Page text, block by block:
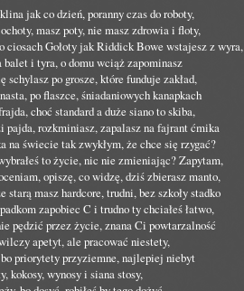
jak co dzień, poranny czas do roboty,
masz poty, nie masz zdrowia i floty,
ciosach Gołoty jak Riddick Bowe wstajesz z wyra,
balet i tyra, o domu wciąż zapominasz
schylasz po grosze, które funduje zakład,
po flaszce, śniadaniowych kanapkach
choć standard a duże siano to skiba,
pajda, rozkminiasz, zapalasz na fajrant ćmika
na świecie tak zwykłym, że chce się rzygać?
to życie, nic nie zmieniając? Zapytam,
opiszę, co widzę, dziś zbierasz manto,
starą masz hardcore, trudni, bez szkoły stadko
zapobiec C i trudno ty chciałeś łatwo,
pędzić przez życie, znana Ci powtarzalność
apetyt, ale pracować niestety,
priorytety przyziemne, najlepiej niebyt
kokosy, wynosy i siana stosy,